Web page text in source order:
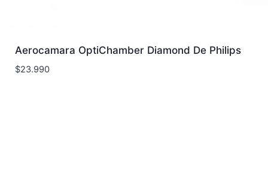
Aerocamara OptiChamber Diamond De Philips
$23.990